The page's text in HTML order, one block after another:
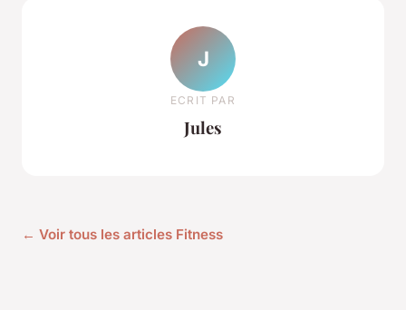
J
ECRIT PAR
Jules
← Voir tous les articles Fitness